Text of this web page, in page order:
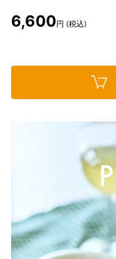
6,600円 (税込)